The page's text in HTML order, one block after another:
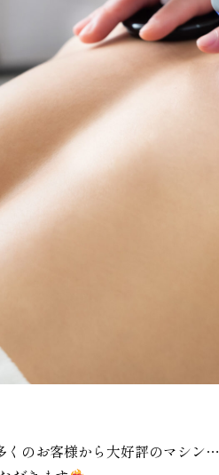
のお客様から大好評のマシン…